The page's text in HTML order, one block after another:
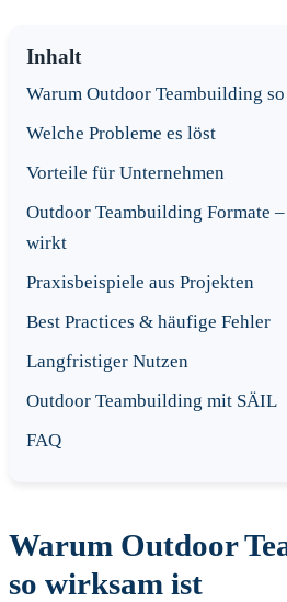
Inhalt
Warum Outdoor Teambuilding
Welche Probleme es löst
Vorteile für Unternehmen
Outdoor Teambuilding Formate
wirkt
Praxisbeispiele aus Projekten
Best Practices & häufige Fehler
Langfristiger Nutzen
Outdoor Teambuilding mit SÄIL
FAQ
Warum Outdoor
so wirksam ist